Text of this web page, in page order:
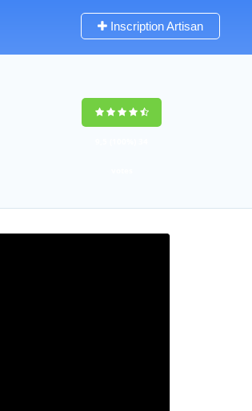
Inscription Artisan